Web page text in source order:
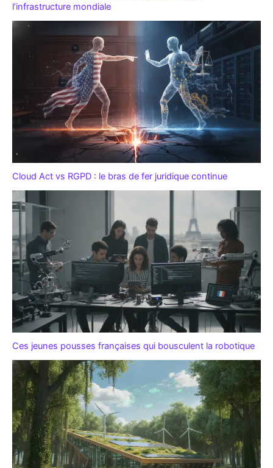
l’infrastructure mondiale
Cloud Act vs RGPD : le bras de fer juridique continue
Ces jeunes pousses françaises qui bousculent la robotique